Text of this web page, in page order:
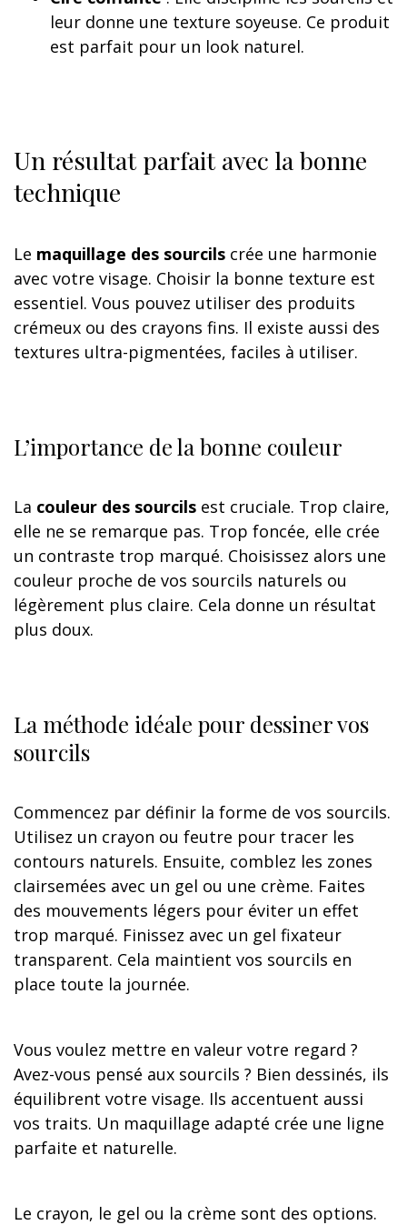
leur donne une texture soyeuse. Ce produit
est parfait pour un look naturel.
Un résultat parfait avec la bonne
technique
Le maquillage des sourcils crée une harmonie
avec votre visage. Choisir la bonne texture est
essentiel. Vous pouvez utiliser des produits
crémeux ou des crayons fins. Il existe aussi des
textures ultra-pigmentées, faciles à utiliser.
L’importance de la bonne couleur
La couleur des sourcils est cruciale. Trop claire,
elle ne se remarque pas. Trop foncée, elle crée
un contraste trop marqué. Choisissez alors une
couleur proche de vos sourcils naturels ou
légèrement plus claire. Cela donne un résultat
plus doux.
La méthode idéale pour dessiner vos
sourcils
Commencez par définir la forme de vos sourcils.
Utilisez un crayon ou feutre pour tracer les
contours naturels. Ensuite, comblez les zones
clairsemées avec un gel ou une crème. Faites
des mouvements légers pour éviter un effet
trop marqué. Finissez avec un gel fixateur
transparent. Cela maintient vos sourcils en
place toute la journée.
Vous voulez mettre en valeur votre regard ?
Avez-vous pensé aux sourcils ? Bien dessinés, ils
équilibrent votre visage. Ils accentuent aussi
vos traits. Un maquillage adapté crée une ligne
parfaite et naturelle.
Le crayon, le gel ou la crème sont des options.